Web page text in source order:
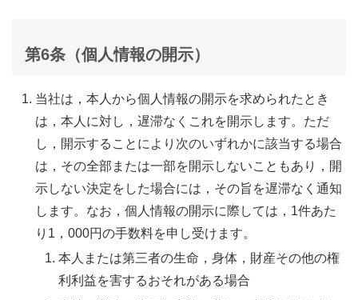
第6条（個人情報の開示）
当社は，本人から個人情報の開示を求められたとき
は，本人に対し，遅滞なくこれを開示します。ただ
し，開示することにより次のいずれかに該当する場合
は，その全部または一部を開示しないこともあり，開
示しない決定をした場合には，その旨を遅滞なく通知
します。なお，個人情報の開示に際しては，1件あた
り1，000円の手数料を申し受けます。
本人または第三者の生命，身体，財産その他の権
利利益を害するおそれがある場合